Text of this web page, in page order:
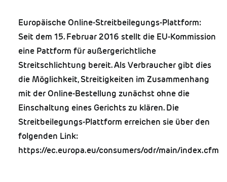
Europäische Online-Streitbeilegungs-Plattform:
Seit dem 15. Februar 2016 stellt die EU-Kommission
eine Pattform für außergerichtliche
Streitschlichtung bereit. Als Verbraucher gibt dies
die Möglichkeit, Streitigkeiten im Zusammenhang
mit der Online-Bestellung zunächst ohne die
Einschaltung eines Gerichts zu klären. Die
Streitbeilegungs-Plattform erreichen sie über den
folgenden Link:
https://ec.europa.eu/consumers/odr/main/index.cfm